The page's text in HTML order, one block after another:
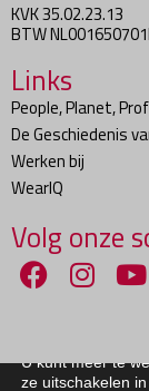
KVK 35.02.23.13
BTW
Links
People, Planet,
De Geschiedenis
Werken bij
WearIQ
Volg onze
Copyright ©2026
U kunt meer te
ze uitschakelen in